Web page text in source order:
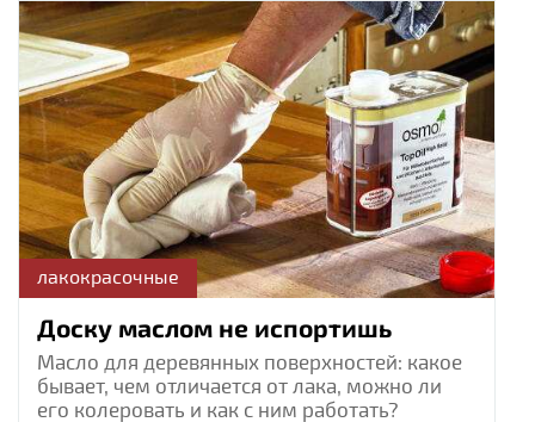
лакокрасочные
Доску маслом не испортишь
Масло для деревянных поверхностей: какое
бывает, чем отличается от лака, можно ли
его колеровать и как с ним работать?